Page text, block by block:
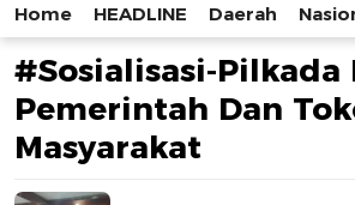
HarianBeritaKota
Mengabarkan Setiap Detil,
Home HEADLINE Daerah
#Sosialisasi-Pilkada
Pemerintah Dan
Masyarakat